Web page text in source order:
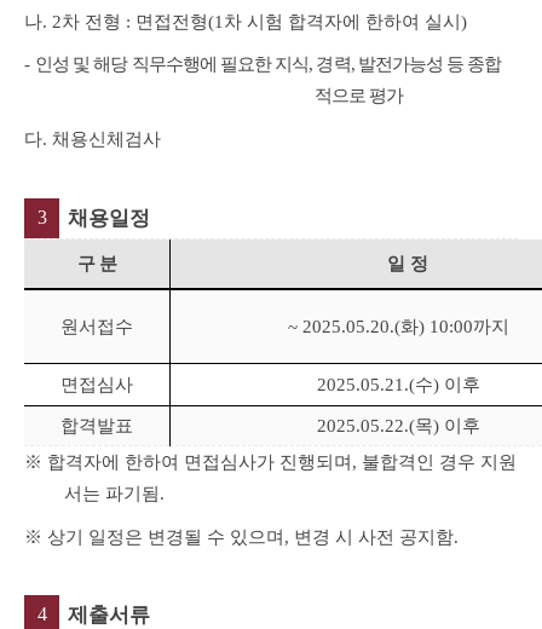
나. 2차 전형 : 면접전형(1 차 시험 합격자에 한하여 실시)
- 인성 및 해당 직무수행에 필요한 지식, 경력, 발전가능성 등 종합
적으로 평가
다. 채용신체검사
3 채용일정
구 분 일 정
원서접수 ~ 2025.05.20.(화) 10:00까지
면접심사 2025.05.21.(수) 이후
합격발표 2025.05.22.(목) 이후
※ 합격자에 한하여 면접심사가 진행되며 , 불합격인 경우 지원
서는 파기됨.
※ 상기 일정은 변경될 수 있으며, 변경 시 사전 공지함.
4 제출서류